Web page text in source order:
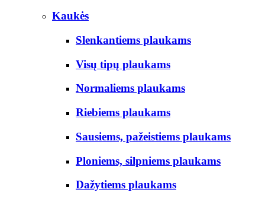
Kaukės
Slenkantiems plaukams
Visų tipų plaukams
Normaliems plaukams
Riebiems plaukams
Sausiems, pažeistiems plaukams
Ploniems, silpniems plaukams
Dažytiems plaukams